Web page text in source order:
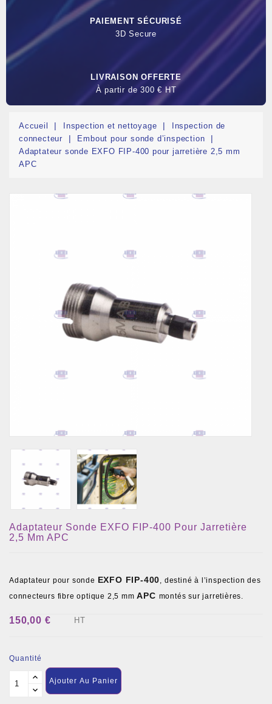
PAIEMENT SÉCURISÉ
3D Secure
LIVRAISON OFFERTE
À partir de 300 € HT
Accueil Inspection et nettoyage
Inspection de
connecteur
Embout pour sonde d’inspection
Adaptateur sonde EXFO FIP-400 pour jarretière 2,5 mm
APC
Adaptateur Sonde EXFO FIP-400 Pour Jarretière
2,5 Mm APC
Adaptateur pour sonde EXFO FIP-400, destiné à l’inspection des
connecteurs fibre optique 2,5 mmAPC montés sur jarretières.
150,00 € HT
Quantité
Ajouter Au Panier